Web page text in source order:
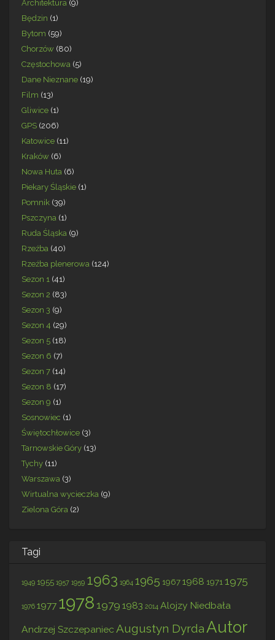
Architektura (9)
Będzin (1)
Bytom (59)
Chorzów (80)
Częstochowa (5)
Dane Nieznane (19)
Film (13)
Gliwice (1)
GPS (206)
Katowice (11)
Kraków (6)
Nowa Huta (6)
Piekary Śląskie (1)
Pomnik (39)
Pszczyna (1)
Ruda Śląska (9)
Rzeźba (40)
Rzeźba plenerowa (124)
Sezon 1 (41)
Sezon 2 (83)
Sezon 3 (9)
Sezon 4 (29)
Sezon 5 (18)
Sezon 6 (7)
Sezon 7 (14)
Sezon 8 (17)
Sezon 9 (1)
Sosnowiec (1)
Świętochłowice (3)
Tarnowskie Góry (13)
Tychy (11)
Warszawa (3)
Wirtualna wycieczka (9)
Zielona Góra (2)
Tagi
1949 1955 1957 1959 1963 1964 1965 19671968 1971 1975
1976 1977 1978 1979 1983 2014 Alojzy Niedbała
Andrzej Szczepaniec Augustyn Dyrda Autor